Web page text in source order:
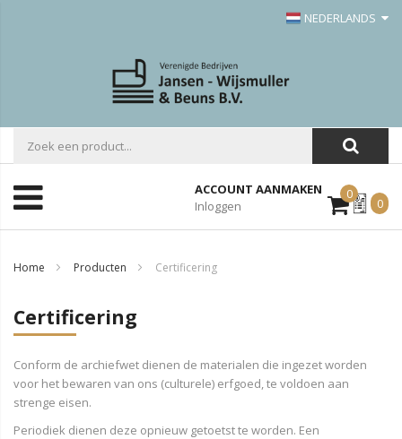
NEDERLANDS
ACCOUNT AANMAKEN
Inloggen
0Mijn
Offerte
0
Home Producten Certificering
Certificering
Conform de archiefwet dienen de materialen die ingezet worden
voor het bewaren van ons (culturele) erfgoed, te voldoen aan
strenge eisen.
Periodiek dienen deze opnieuw getoetst te worden. Een